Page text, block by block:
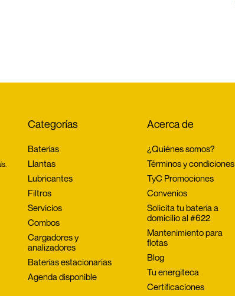
Categorías
Baterías
Llantas
Lubricantes
Filtros
Servicios
Combos
Cargadores y
analizadores
Baterías estacionarias
Agenda disponible
Acerca de
¿Quiénes somos?
Términos y condiciones
TyC Promociones
Convenios
Solicita tu batería a
domicilio al #622
Mantenimiento para
flotas
Blog
Tu energiteca
Certificaciones